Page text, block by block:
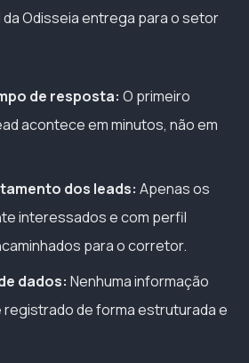
Odisseia entrega para o setor
de resposta: O primeiro
acontece em minutos, não em
dos leads: Apenas os
interessados e com perfil
para o corretor.
dados: Nenhuma informação
de forma estruturada e